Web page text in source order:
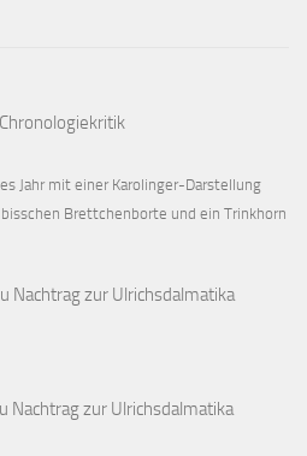
Jahr mit einer Karolinger-Darstellung
bisschen Brettchenborte und ein Trinkhorn
Nachtrag zur Ulrichsdalmatika
Nachtrag zur Ulrichsdalmatika